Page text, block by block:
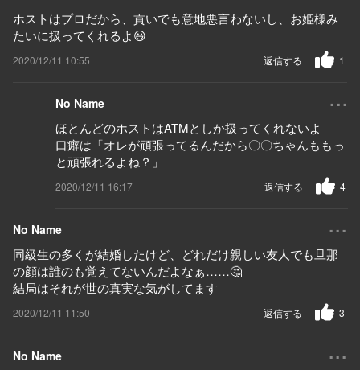
ホストはプロだから、貢いでも意地悪言わないし、お姫様み
たいに扱ってくれるよ😃
2020/12/11 10:55 1
返信する
No Name ...
ほとんどのホストはATMとしか扱ってくれないよ
口癖は「オレが頑張ってるんだから〇〇ちゃんももっ
と頑張れるよね？」
2020/12/11 16:17 4
返信する
No Name ...
同級生の多くが結婚したけど、どれだけ親しい友人でも旦那
の顔は誰のも覚えてないんだよなぁ……🤔
結局はそれが世の真実な気がしてます
2020/12/11 11:50 3
返信する
No Name ...